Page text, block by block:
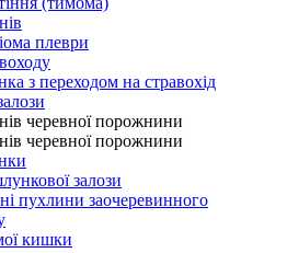
плеври
з переходом на стравохід
черевної порожнини
черевної порожнини
залози
пухлини заочеревинного
кишки